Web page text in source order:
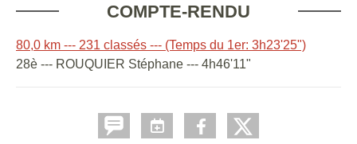
COMPTE-RENDU
80,0 km --- 231 classés --- (Temps du 1er: 3h23'25")
28è --- ROUQUIER Stéphane --- 4h46'11"